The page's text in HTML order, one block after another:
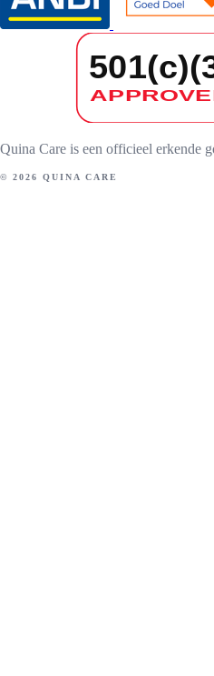
Quina Care is een officieel erkende
© 2026 QUINA CARE